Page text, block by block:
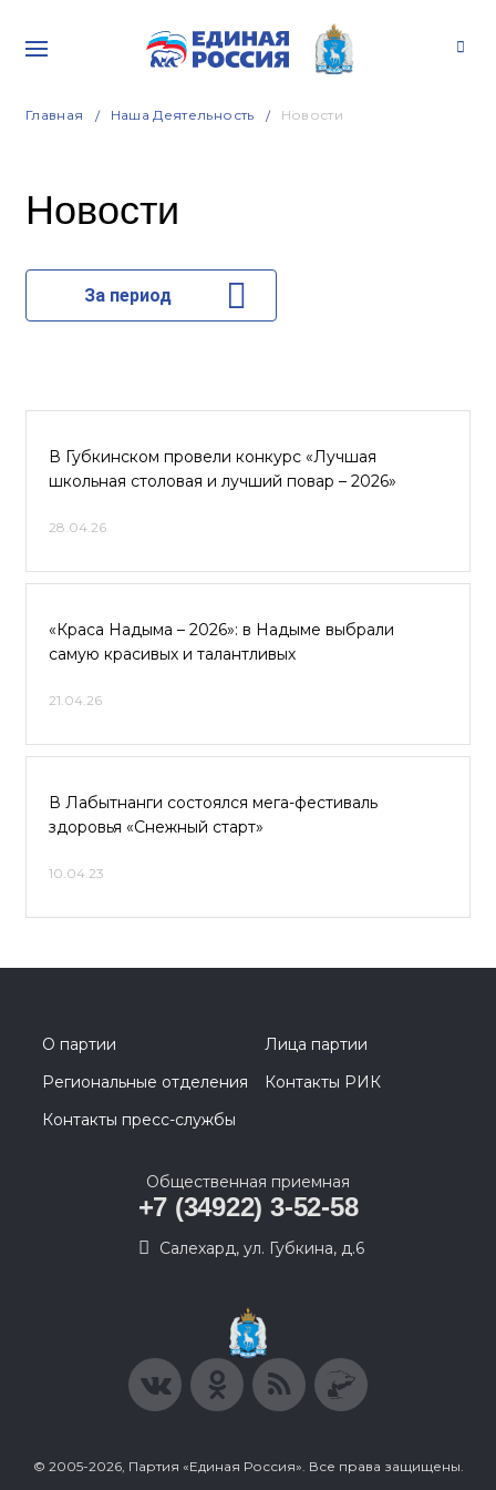
Главная Наша Деятельность Новости
Новости
За период
В Губкинском провели конкурс «Лучшая
школьная столовая и лучший повар – 2026»
28.04.26
«Краса Надыма – 2026»: в Надыме выбрали
самую красивых и талантливых
21.04.26
В Лабытнанги состоялся мега-фестиваль
здоровья «Снежный старт»
10.04.23
О партии
Лица партии
Региональные отделения
Контакты РИК
Контакты пресс-службы
Общественная приемная
+7 (34922) 3-52-58
Салехард, ул. Губкина, д.6
© 2005-2026, Партия «Единая Россия». Все права защищены.